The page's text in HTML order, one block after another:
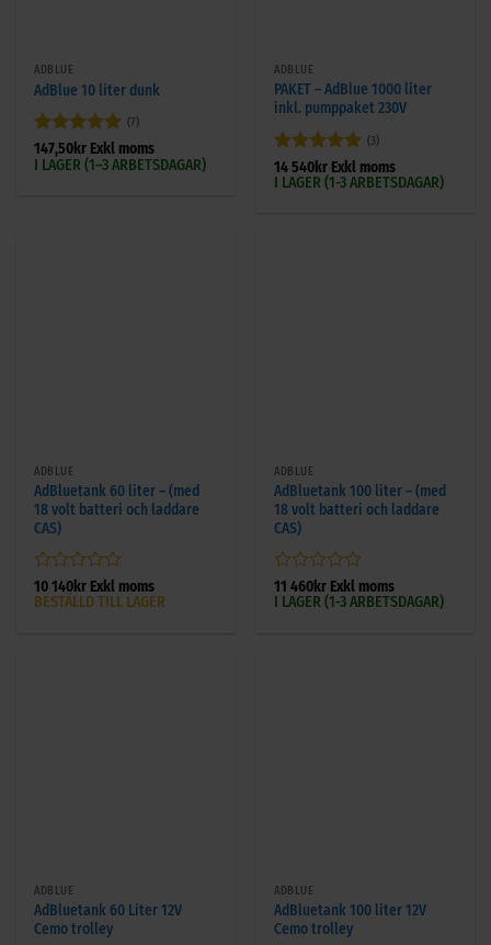
ADBLUE
AdBlue 10 liter dunk
Betygsatt5
av 5
(7)
147,50kr Exkl moms
I LAGER (1–3 ARBETSDAGAR)
ADBLUE
PAKET – AdBlue 1000 liter
inkl. pumppaket 230V
Betygsatt5
av 5
(3)
14 540kr Exkl moms
I LAGER (1-3 ARBETSDAGAR)
ADBLUE
AdBluetank 60 liter – (med
18 volt batteri och laddare
CAS)
Betygsatt
0
10 140kr Exkl moms
BESTÄLLD TILL LAGER
ADBLUE
AdBluetank 100 liter – (med
18 volt batteri och laddare
CAS)
Betygsatt
11 460kr Exkl moms
I LAGER (1-3 ARBETSDAGAR)
ADBLUE
AdBluetank 60 Liter 12V
Cemo trolley
ADBLUE
AdBluetank 100 liter 12V
Cemo trolley